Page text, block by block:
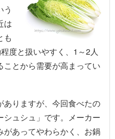
う
は
も
度と扱いやすく、1～2人
とから需要が高まってい
ありますが、今回食べたの
ュシュ」です。メーカー
あってやわらかく、お鍋